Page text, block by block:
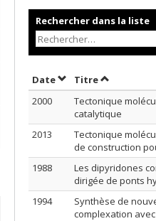
Rechercher dans la liste
DateTrier par date en
TitreTrier par
2000
Tectonique
catalytique
2013
Tectonique
de construction
1988
Les dipyridones
dirigée de ponts
1994
Synthèse de
complexation